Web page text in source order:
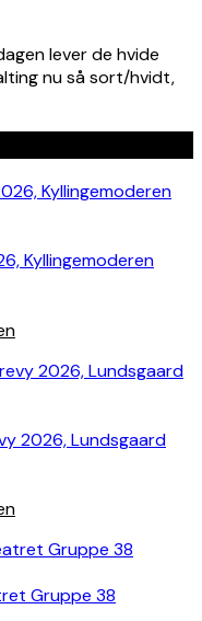
lever de hvide
nu så sort/hvidt,
Kyllingemoderen
2026, Lundsgaard
Gruppe 38